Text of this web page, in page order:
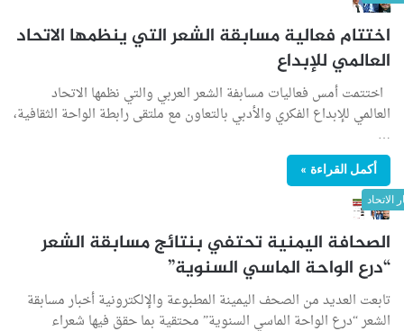
اختتام فعالية مسابقة الشعر التي ينظمها الاتحاد
العالمي للإبداع
اختتمت أمس فعاليات مسابفة الشعر العربي والتي نظمها الاتحاد
العالمي للإبداع الفكري والأدبي بالتعاون مع ملتقى رابطة الواحة الثقافية،
…
أكمل القراءة »
الاتحاد
الصحافة اليمنية تحتفي بنتائج مسابقة الشعر
“درع الواحة الماسي السنوية”
تابعت العديد من الصحف اليمينة المطبوعة والإلكترونية أخبار مسابقة
الشعر “درع الواحة الماسي السنوية” محتقية بما حقق فيها شعراء